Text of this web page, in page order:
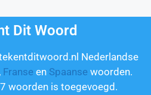
Dit Woord
Nederlandse
, Franse en Spaanse woorden.
woorden is toegevoegd.